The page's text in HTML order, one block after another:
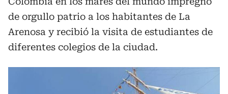
de orgullo patrio a los habitantes de La
Arenosa y recibió la visita de estudiantes de
diferentes colegios de la ciudad.